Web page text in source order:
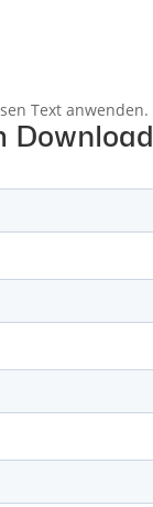
Text anwenden.
Download